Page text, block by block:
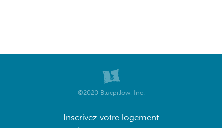
©2020 Bluepillow, Inc.
Inscrivez votre logement